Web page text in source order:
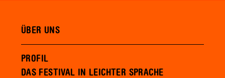
ÜBER UNS
PROFIL
DAS FESTIVAL IN LEICHTER SPRACHE